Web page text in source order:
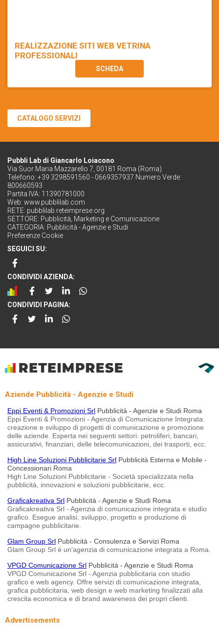
REALIZZAZIONE SITI WEB VETRINA
PROFESSIONALI
SCHEDA
CATALOGO SERVIZI
Pubbli Lab di Giancarlo Loiacono
Via Suor Maria Mazzarello 7, 00181 Roma (Roma)
Telefono: +39 3298591560 - 0669357937 Numero Verde:
800660593
Partita IVA: 11390781000
Web: www.pubblilab.com
RETE: pubblilab.reteimprese.org
SETTORE: Pubblicità, Marketing e Comunicazione
CATEGORIA: Pubblicità - Agenzie e Studi
Preferenze Cookie
SEGUICI SU:
CONDIVIDI AZIENDA:
CONDIVIDI PAGINA:
Aziende Pubblicità - Agenzie e Studi
Eppi Eventi & Promozioni Srl Pubblicità - Agenzie e Studi Roma
Eppi Eventi & Promozioni - Agenzia di Comunicazione Integrata:
creazione e sviluppo di progetti di comunicazione e promozione
delle aziende. Esperta nei seguenti settori: petroliferi, bancari,
assicurativi, finanziari, delle telecomunicazioni, dei trasporti, ecc.
High Line Soluzioni Pubblicitarie Srl Pubblicità Esterna e Mobile -
Concessionari Roma
High Line Soluzioni Pubblicitarie - Società specializzata nella
pubblicità, innovazioni e soluzioni pubblicitarie, ecc.
Graficakreativa Srl Pubblicità - Agenzie e Studi Roma
Graficakreativa Srl - Agenzia di comunicazione integrata e studio
grafico. Esegue analisi, sviluppo, progetto e produzione di
campagne pubblicitarie.
Glam Group Srl Pubblicità - Consulenza e Servizi Roma
Glam Group Srl è un'agenzia di comunicazione integrata a Roma.
VPGD Comunicazione Srl Pubblicità - Agenzie e Studi Roma
VPGD Comunicazione Srl - Agenzia pubblicitaria con studio
grafico e web agency. Offre servizi di comunicazione integrata,
grafica pubblicitaria, web design e web marketing finalizzati alla
crescita economica e di brand awareness dei propri clienti.
Advertisements